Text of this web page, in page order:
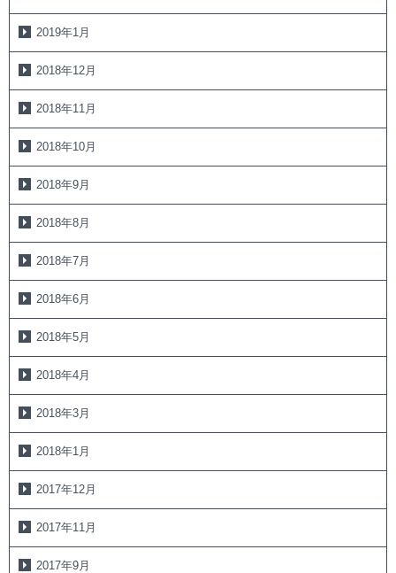
2019年1月
2018年12月
2018年11月
2018年10月
2018年9月
2018年8月
2018年7月
2018年6月
2018年5月
2018年4月
2018年3月
2018年1月
2017年12月
2017年11月
2017年9月